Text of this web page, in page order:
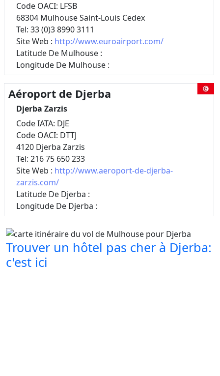
Code OACI: LFSB
68304 Mulhouse Saint-Louis Cedex
Tel: 33 (0)3 8990 3111
Site Web : http://www.euroairport.com/
Latitude De Mulhouse :
Longitude De Mulhouse :
Aéroport de Djerba
Djerba Zarzis
Code IATA: DJE
Code OACI: DTTJ
4120 Djerba Zarzis
Tel: 216 75 650 233
Site Web : http://www.aeroport-de-djerba-
zarzis.com/
Latitude De Djerba :
Longitude De Djerba :
Trouver un hôtel pas cher à Djerba:
c'est ici